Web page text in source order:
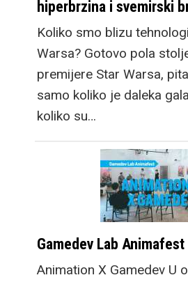
hiperbrzina i svemirski
Koliko smo blizu
Warsa? Gotovo pola
premijere Star Warsa,
samo koliko je daleka
koliko su…
Gamedev Lab Animafest
Animation X Gamedev U